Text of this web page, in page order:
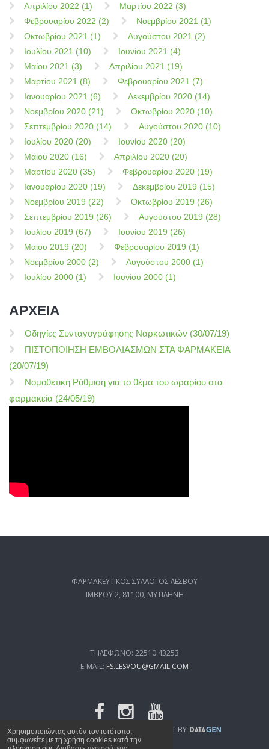
Χρησιμοποιώντας αυτόν τον ιστότοπο,
συμφωνείτε με τη χρήση cookies κατά την
Απριλίου 2022 (1)
Μαρτίου 2022 (3)
Φεβρουαρίου 2022 (2)
Νοεμβρίου 2021 (1)
Οκτωβρίου 2021 (1)
Αυγούστου 2021 (2)
Ιουλίου 2021 (10)
Ιουνίου 2021 (4)
Μαίου 2021 (3)
Απριλίου 2021 (19)
Μαρτίου 2021 (8)
Φεβρουαρίου 2021 (7)
Ιανουαρίου 2021 (6)
Δεκεμβρίου 2020 (14)
Νοεμβρίου 2020 (21)
Οκτωβρίου 2020 (10)
Σεπτεμβρίου 2020 (14)
Αυγούστου 2020 (10)
Ιουλίου 2020 (20)
Ιουνίου 2020 (20)
Μαίου 2020 (16)
Απριλίου 2020 (20)
Μαρτίου 2020 (35)
Φεβρουαρίου 2020 (19)
Ιανουαρίου 2020 (19)
Δεκεμβρίου 2019 (15)
Νοεμβρίου 2019 (22)
Οκτωβρίου 2019 (26)
Σεπτεμβρίου 2019 (26)
Αυγούστου 2019 (28)
Ιουλίου 2019 (67)
Ιουνίου 2019 (26)
Μαίου 2019 (20)
Φεβρουαρίου 2019 (1)
Νοεμβρίου 2000 (2)
Αυγούστου 2000 (1)
Ιουλίου 2000 (1)
Ιουνίου 2000 (1)
ΑΡΧΕΙΑ
Οδηγίες Συνταγογράφησης Ναρκωτικών (30/07/19)
ΠΙΣΤΟΠΟΙΗΣΗ ΕΜΒΟΛΙΑΣΜΩΝ ΣΤΑ ΦΑΡΜΑΚΕΙΑ
(20/07/19)
Νομοθετική Ρύθμιση για το θέμα του ωραρίου στα
φαρμακεία (24/05/19)
ΦΑΡΜΑΚΕΥΤΙΚΟΣ ΣΥΛΛΟΓΟΣ ΛΕΣΒΟΥ
ΙΜΒΡΟΥ 2, 81100, ΜΥΤΙΛΗΝΗ
ΤΗΛΕΦΩΝΟ: 22510 43253
E-MAIL: FS.LESVOU@GMAIL.COM
FSL.GR© 2019 WEB DEVELOPMENT BY